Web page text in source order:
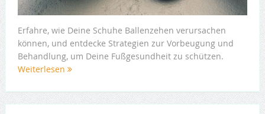
Erfahre, wie Deine Schuhe Ballenzehen verursachen
können, und entdecke Strategien zur Vorbeugung und
Behandlung, um Deine Fußgesundheit zu schützen.
Weiterlesen